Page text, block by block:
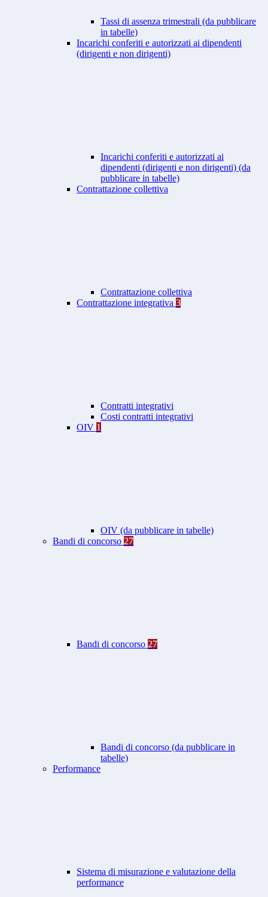
Tassi di assenza trimestrali (da pubblicare
in tabelle)
Incarichi conferiti e autorizzati ai dipendenti
(dirigenti e non dirigenti)
Incarichi conferiti e autorizzati ai
dipendenti (dirigenti e non dirigenti) (da
pubblicare in tabelle)
Contrattazione collettiva
Contrattazione collettiva
Contrattazione integrativa 3
Contratti integrativi
Costi contratti integrativi
OIV 1
OIV (da pubblicare in tabelle)
Bandi di concorso 27
Bandi di concorso 27
Bandi di concorso (da pubblicare in
tabelle)
Performance
Sistema di misurazione e valutazione della
performance